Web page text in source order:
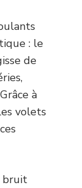
: le
de
à
volets
bruit